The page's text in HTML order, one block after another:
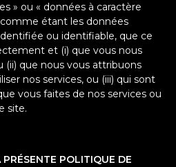
» ou « données à caractère
étant les données
ou identifiable, que ce
et (i) que vous nous
que nous vous attribuons
nos services, ou (iii) qui sont
vous faites de nos services ou
site.
PRÉSENTE POLITIQUE DE